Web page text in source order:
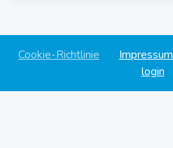
Cookie-Richtlinie Impressum
login